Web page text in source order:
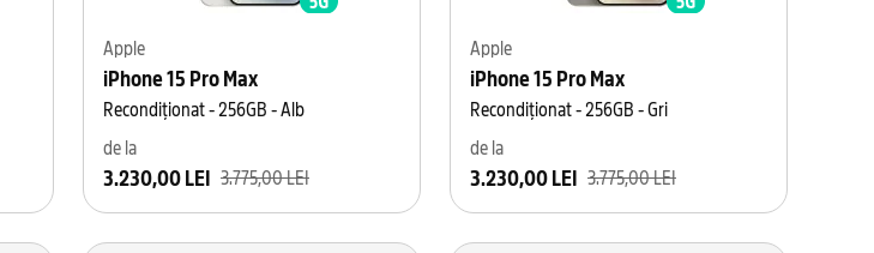
Apple
iPhone 15 Pro Max
Recondiționat - 256GB - Alb
de la
3.230,00 LEI 3.775,00 LEI
Apple
iPhone 15 Pro Max
Recondiționat - 256GB - Gri
de la
3.230,00 LEI 3.775,00 LEI